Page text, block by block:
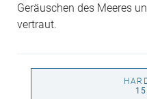
Geräuschen des Meeres
vertraut.